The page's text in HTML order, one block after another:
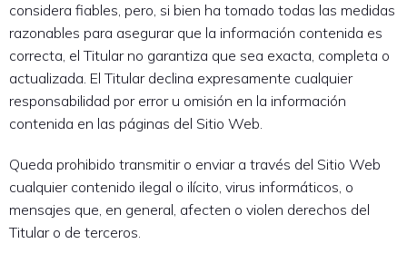
considera fiables, pero, si bien ha tomado todas las medidas
razonables para asegurar que la información contenida es
correcta, el Titular no garantiza que sea exacta, completa o
actualizada. El Titular declina expresamente cualquier
responsabilidad por error u omisión en la información
contenida en las páginas del Sitio Web.
Queda prohibido transmitir o enviar a través del Sitio Web
cualquier contenido ilegal o ilícito, virus informáticos, o
mensajes que, en general, afecten o violen derechos del
Titular o de terceros.